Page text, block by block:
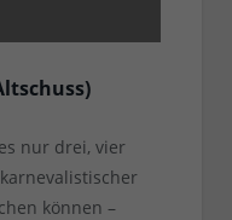
nur drei, vier
können –